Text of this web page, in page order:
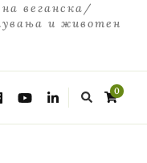
веганска/
и животен
0